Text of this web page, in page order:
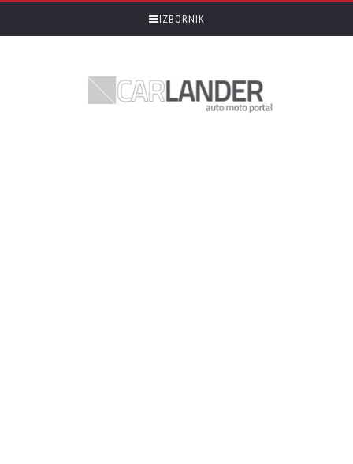
IZBORNIK